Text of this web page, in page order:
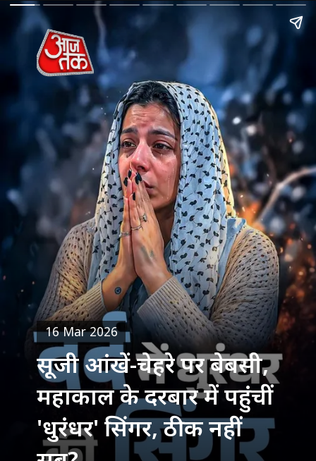
सूजी आंखें-चेहरे पर बेबसी,
महाकाल के दरबार में पहुंचीं
'धुरंधर' सिंगर, ठीक नहीं
16 Mar 2026